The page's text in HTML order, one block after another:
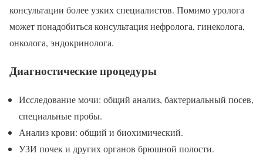
консультации более узких специалистов. Помимо уролога
может понадобиться консультация нефролога, гинеколога,
онколога, эндокринолога.
Диагностические процедуры
Исследование мочи: общий анализ, бактериальный посев,
специальные пробы.
Анализ крови: общий и биохимический.
УЗИ почек и других органов брюшной полости.